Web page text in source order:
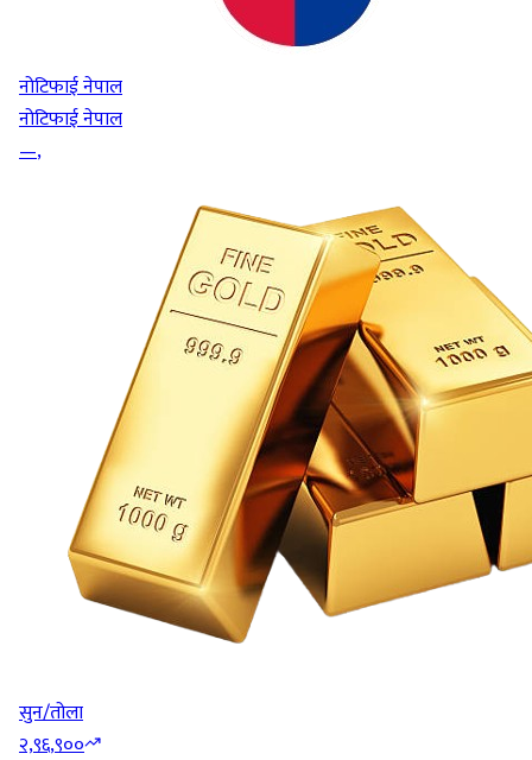
नोटिफाई नेपाल
नोटिफाई नेपाल
—,
सुन/तोला
२,९६,९००